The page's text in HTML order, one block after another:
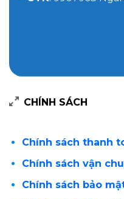
CHÍNH SÁCH
Chính sách thanh
Chính sách vận
Chính sách bảo